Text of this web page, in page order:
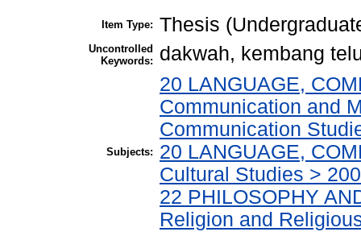
Item Type: Thesis
Uncontrolled
Keywords:
dakwah, kembang
Subjects:
20 LANGUAGE,
Communication and
Communication
20 LANGUAGE,
Cultural Studies >
22 PHILOSOPHY
Religion and